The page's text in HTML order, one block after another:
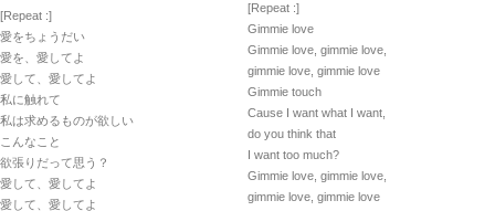
[Repeat :]
愛をちょうだい
愛を、愛してよ
愛して、愛してよ
私に触れて
私は求めるものが欲しい
こんなこと
欲張りだって思う？
愛して、愛してよ
愛して、愛してよ
[Repeat :]
Gimmie love
Gimmie love, gimmie love,
gimmie love, gimmie love
Gimmie touch
Cause I want what I want,
do you think that
I want too much?
Gimmie love, gimmie love,
gimmie love, gimmie love